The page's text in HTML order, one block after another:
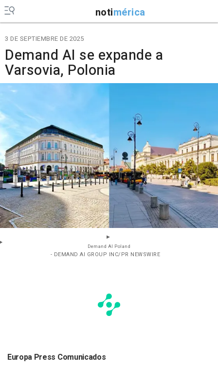
notimérica
3 DE SEPTIEMBRE DE 2025
Demand AI se expande a
Varsovia, Polonia
Demand AI Poland
- DEMAND AI GROUP INC/PR NEWSWIRE
Europa Press Comunicados